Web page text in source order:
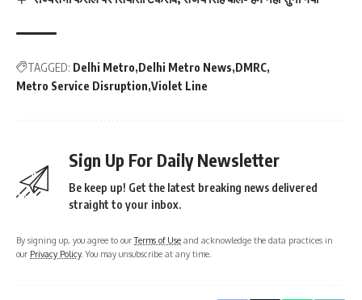
TAGGED: Delhi Metro Delhi Metro News DMRC
Metro Service Disruption Violet Line
Sign Up For Daily Newsletter
Be keep up! Get the latest breaking news delivered
straight to your inbox.
By signing up, you agree to ourTerms of Use and acknowledge the data practices in
our Privacy Policy. You may unsubscribe at any time.